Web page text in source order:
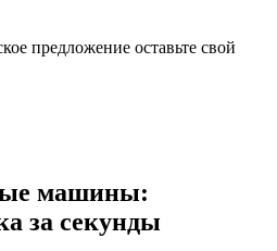
предложение оставьте свой
машины:
за секунды